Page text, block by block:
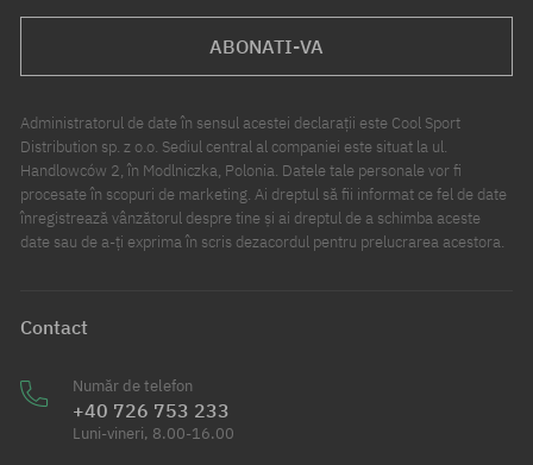
ABONATI-VA
Administratorul de date în sensul acestei declarații este Cool Sport
Distribution sp. z o.o. Sediul central al companiei este situat la ul.
Handlowców 2, în Modlniczka, Polonia. Datele tale personale vor fi
procesate în scopuri de marketing. Ai dreptul să fii informat ce fel de date
înregistrează vânzătorul despre tine și ai dreptul de a schimba aceste
date sau de a-ți exprima în scris dezacordul pentru prelucrarea acestora.
Contact
Număr de telefon
+40 726 753 233
Luni-vineri, 8.00-16.00